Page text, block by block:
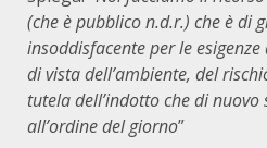
(che è pubblico n.d.r.) che è di
insoddisfacente per le
di vista dell’ambiente, del
tutela dell’indotto che di nuovo
all’ordine del giorno”